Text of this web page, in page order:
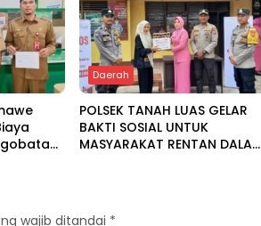
Daerah
POLSEK TANAH LUAS GELAR
BAKTI SOSIAL UNTUK
MASYARAKAT RENTAN DALAM
wajib ditandai *